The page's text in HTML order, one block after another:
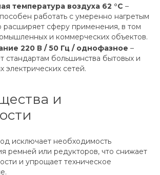
температура воздуха 62 °C –
работать с умеренно нагретым
расширяет сферу применения, в том
и коммерческих объектов.
220 В / 50 Гц / однофазное –
стандартам большинства бытовых и
электрических сетей.
и
исключает необходимость
ремней или редукторов, что снижает
и упрощает техническое